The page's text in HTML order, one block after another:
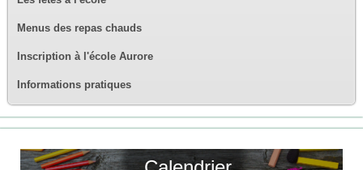
Menus des repas chauds
Inscription à l'école Aurore
Informations pratiques